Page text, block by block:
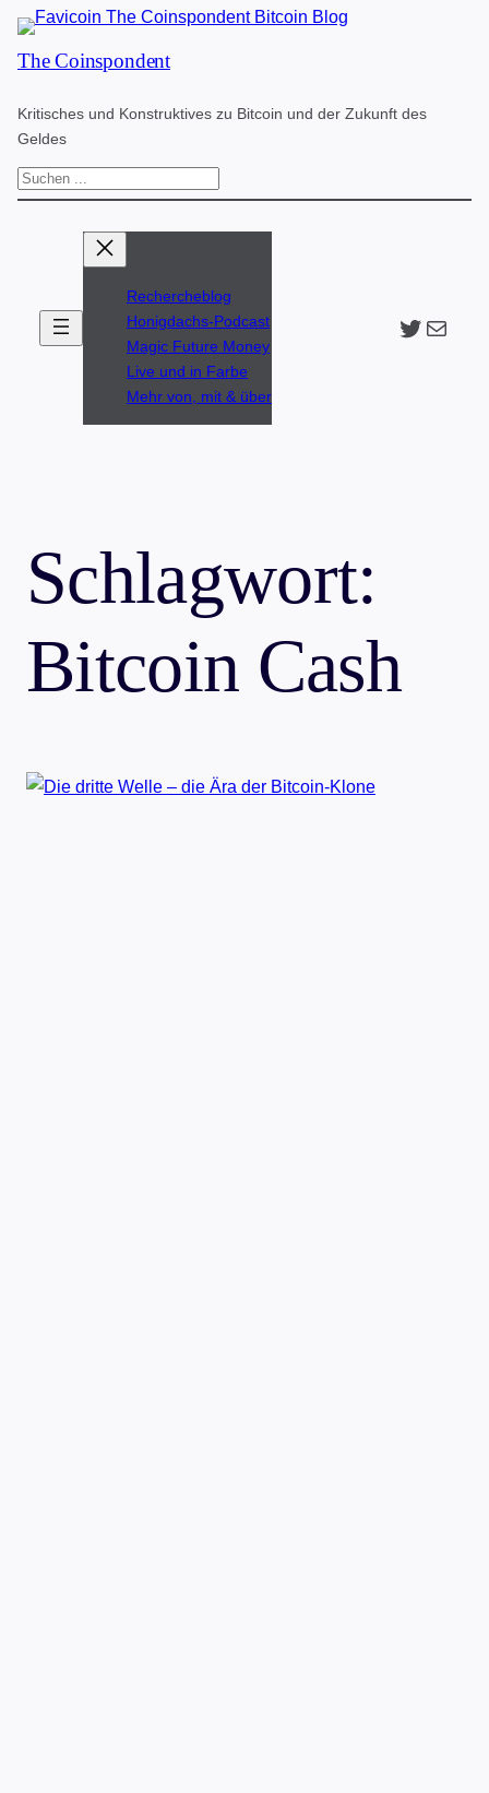
Zum
Inhalt
The Coinspondent
Kritisches und Konstruktives zu Bitcoin und der Zukunft des
Geldes
S
Rechercheblog
Honigdachs-Podcast
Magic Future Money
Live und in Farbe
Mehr von, mit & über
Twitter
The
Schlagwort:
Bitcoin Cash